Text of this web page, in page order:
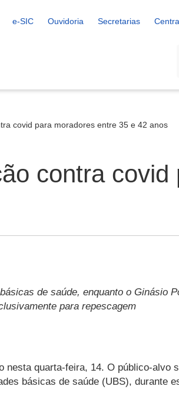
e-SIC Ouvidoria Secretarias
covid para moradores entre 35 e 42 anos
contra covid
de saúde, enquanto o Ginásio
para repescagem
quarta-feira, 14. O público-alvo
básicas de saúde (UBS), durante